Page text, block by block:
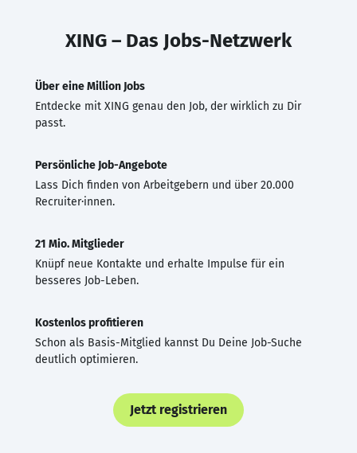
XING – Das Jobs-Netzwerk
Über eine Million Jobs
Entdecke mit XING genau den Job, der wirklich zu Dir
passt.
Persönliche Job-Angebote
Lass Dich finden von Arbeitgebern und über 20.000
Recruiter·innen.
21 Mio. Mitglieder
Knüpf neue Kontakte und erhalte Impulse für ein
besseres Job-Leben.
Kostenlos profitieren
Schon als Basis-Mitglied kannst Du Deine Job-Suche
deutlich optimieren.
Jetzt registrieren